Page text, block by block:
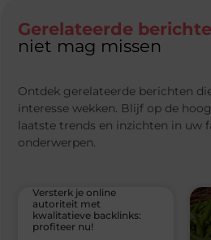
Gerelateerde
niet mag missen
Ontdek gerelateerde berichten
interesse wekken. Blijf op de
laatste trends en inzichten in uw
onderwerpen.
Versterk je online
autoriteit met
kwalitatieve backlinks:
profiteer nu!